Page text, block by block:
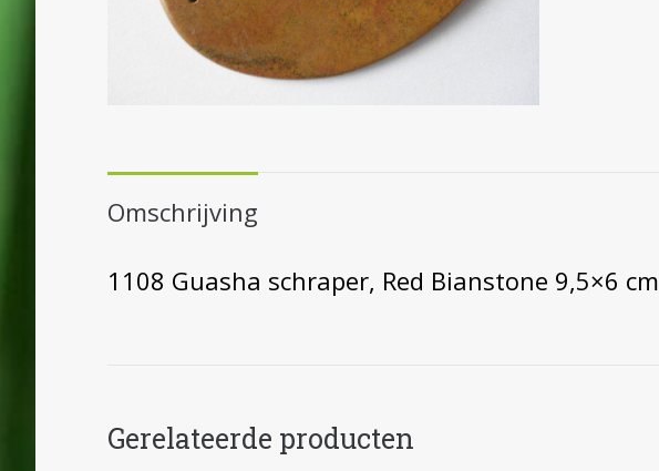
Omschrijving
1108 Guasha schraper, Red Bianstone 9,5×6 cm
Gerelateerde producten